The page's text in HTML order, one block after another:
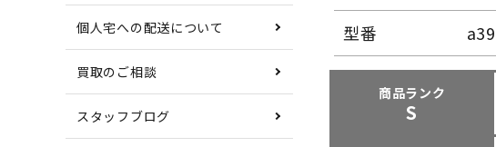
個人宅への配送について
買取のご相談
スタッフブログ
型番
商品ランク
S